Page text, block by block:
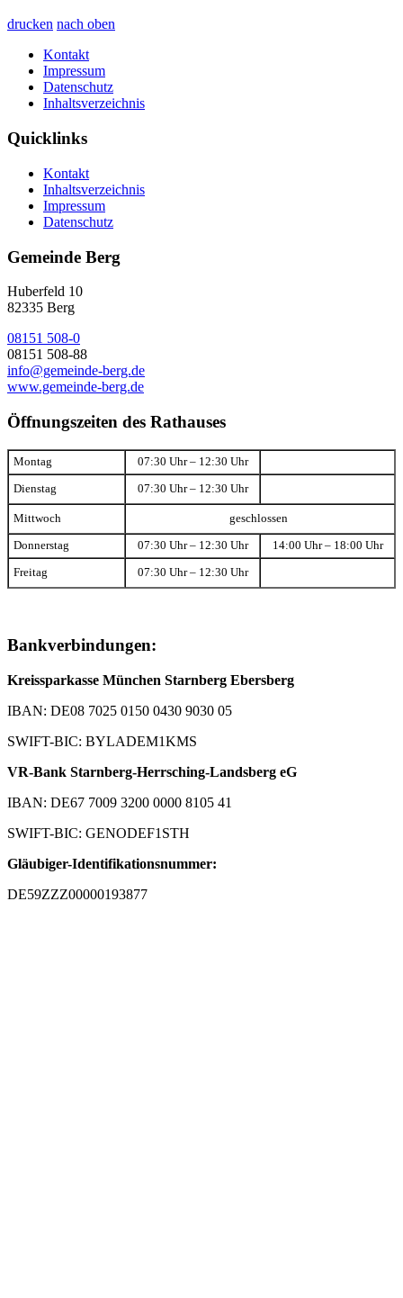
drucken nach oben
Kontakt
Impressum
Datenschutz
Inhaltsverzeichnis
Quicklinks
Kontakt
Inhaltsverzeichnis
Impressum
Datenschutz
Gemeinde Berg
Huberfeld 10
82335 Berg
08151 508-0
08151 508-88
info@gemeinde-berg.de
www.gemeinde-berg.de
Öffnungszeiten des Rathauses
Montag 07:30 Uhr – 12:30 Uhr
Dienstag 07:30 Uhr – 12:30 Uhr
Mittwoch geschlossen
Donnerstag 07:30 Uhr – 12:30 Uhr 14:00 Uhr – 18:00 Uhr
Freitag 07:30 Uhr – 12:30 Uhr
Bankverbindungen:
Kreissparkasse München Starnberg Ebersberg
IBAN: DE08 7025 0150 0430 9030 05
SWIFT-BIC: BYLADEM1KMS
VR-Bank Starnberg-Herrsching-Landsberg eG
IBAN: DE67 7009 3200 0000 8105 41
SWIFT-BIC: GENODEF1STH
Gläubiger-Identifikationsnummer:
DE59ZZZ00000193877